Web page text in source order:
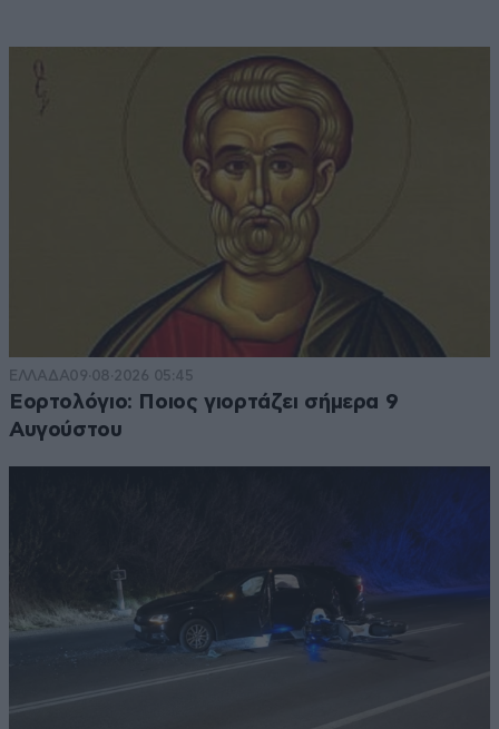
ΕΛΛΑΔΑ09·08·2026 05:45
Εορτολόγιο: Ποιος γιορτάζει σήμερα 9
Αυγούστου